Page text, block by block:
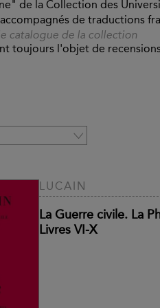
de la Collection des
de traductions
toujours l'objet de
Grâce à lui, le lecteur peut
qu'une page, qu'il fallait
en regard du texte.
de date, de composition, de
explications
catalogue de la collection
LUCAIN
La Guerre civile. La
Livres VI-X